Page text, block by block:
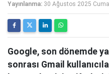
Yayınlanma: 30 Ağustos 2025
Google, son dönemde
sonrası Gmail